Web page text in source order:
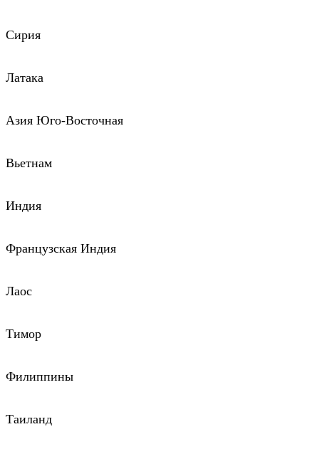
Сирия
Латака
Азия Юго-Восточная
Вьетнам
Индия
Французская Индия
Лаос
Тимор
Филиппины
Таиланд